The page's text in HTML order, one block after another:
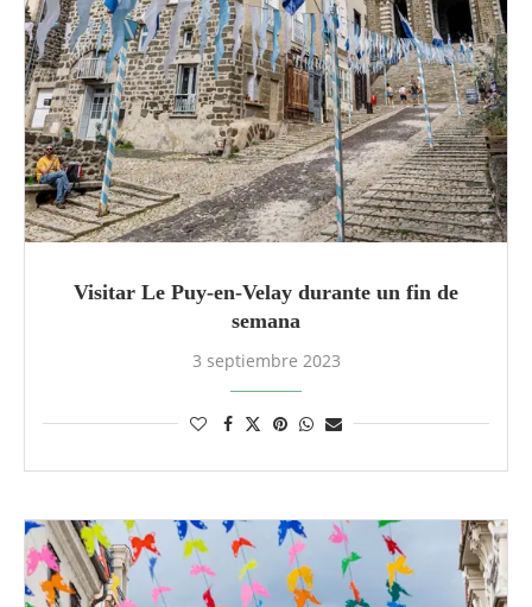
Visitar Le Puy-en-Velay durante un fin de
semana
3 septiembre 2023